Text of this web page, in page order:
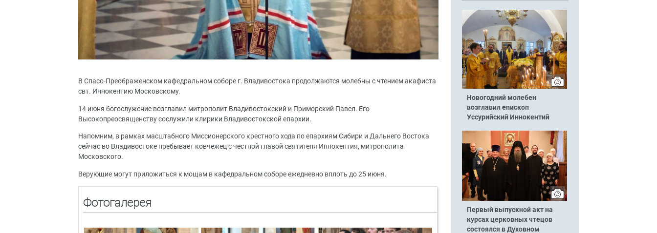
В Спасо-Преображенском кафедральном соборе г. Владивостока продолжаются молебны с чтением акафиста
свт. Иннокентию Московскому.
14 июня богослужение возглавил митрополит Владивостокский и Приморский Павел. Его
Высокопреосвященству сослужили клирики Владивостокской епархии.
Напомним, в рамках масштабного Миссионерского крестного хода по епархиям Сибири и Дальнего Востока
сейчас во Владивостоке пребывает ковчежец с честной главой святителя Иннокентия, митрополита
Московского.
Верующие могут приложиться к мощам в кафедральном соборе ежедневно вплоть до 25 июня.
Фотогалерея
Новогодний молебен
возглавил епископ
Уссурийский Иннокентий
Первый выпускной акт на
курсах церковных чтецов
состоялся в Духовном